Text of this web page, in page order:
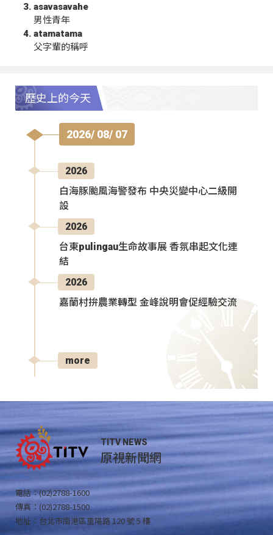
asavasavahe
男性青年
atamatama
父字輩的稱呼
歷史上的今天
2026/ 08/ 07
2026
白海豚颱風海警發布 中央災變中心二級開
設
2026
台東pulingau生命故事展 香氛串起文化連
結
2026
嘉蘭村拚農業轉型 金峰說明會促經驗交流
more
TITV NEWS
原視新聞網
電話：(02)2788-1600
傳真：(02)2788-1500
地址：台北市南港區重陽路 120 號 5 樓